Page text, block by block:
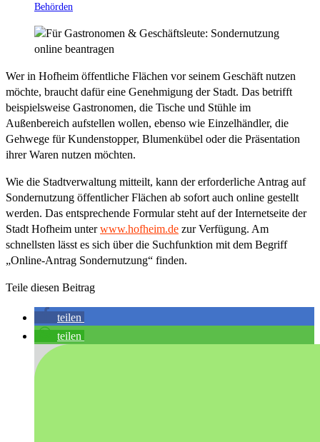
Behörden
Wer in Hofheim öffentliche Flächen vor seinem Geschäft nutzen
möchte, braucht dafür eine Genehmigung der Stadt. Das betrifft
beispielsweise Gastronomen, die Tische und Stühle im
Außenbereich aufstellen wollen, ebenso wie Einzelhändler, die
Gehwege für Kundenstopper, Blumenkübel oder die Präsentation
ihrer Waren nutzen möchten.
Wie die Stadtverwaltung mitteilt, kann der erforderliche Antrag auf
Sondernutzung öffentlicher Flächen ab sofort auch online gestellt
werden. Das entsprechende Formular steht auf der Internetseite der
Stadt Hofheim unterwww.hofheim.de zur Verfügung. Am
schnellsten lässt es sich über die Suchfunktion mit dem Begriff
„Online-Antrag Sondernutzung“ finden.
Teile diesen Beitrag
teilen
teilen